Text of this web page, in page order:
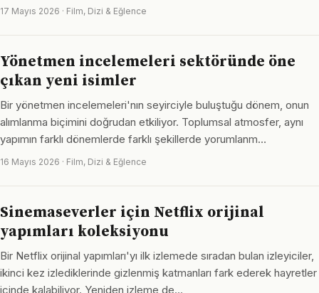
17 Mayıs 2026 · Film, Dizi & Eğlence
Yönetmen incelemeleri sektöründe öne
çıkan yeni isimler
Bir yönetmen incelemeleri'nın seyirciyle buluştuğu dönem, onun
alımlanma biçimini doğrudan etkiliyor. Toplumsal atmosfer, aynı
yapımın farklı dönemlerde farklı şekillerde yorumlanm…
16 Mayıs 2026 · Film, Dizi & Eğlence
Sinemaseverler için Netflix orijinal
yapımları koleksiyonu
Bir Netflix orijinal yapımları'yı ilk izlemede sıradan bulan izleyiciler,
ikinci kez izlediklerinde gizlenmiş katmanları fark ederek hayretler
içinde kalabiliyor. Yeniden izleme de…